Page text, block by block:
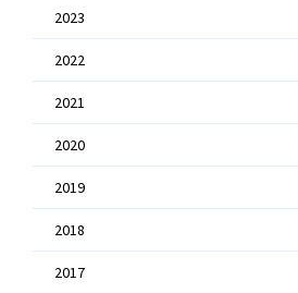
2023
2022
2021
2020
2019
2018
2017